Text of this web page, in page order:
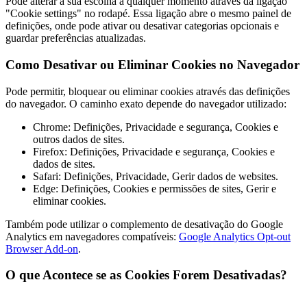
"Cookie settings" no rodapé. Essa ligação abre o mesmo painel de
definições, onde pode ativar ou desativar categorias opcionais e
guardar preferências atualizadas.
Como Desativar ou Eliminar Cookies no Navegador
Pode permitir, bloquear ou eliminar cookies através das definições
do navegador. O caminho exato depende do navegador utilizado:
Chrome: Definições, Privacidade e segurança, Cookies e
outros dados de sites.
Firefox: Definições, Privacidade e segurança, Cookies e
dados de sites.
Safari: Definições, Privacidade, Gerir dados de websites.
Edge: Definições, Cookies e permissões de sites, Gerir e
eliminar cookies.
Também pode utilizar o complemento de desativação do Google
Analytics em navegadores compatíveis: Google Analytics Opt-out
Browser Add-on.
O que Acontece se as Cookies Forem Desativadas?